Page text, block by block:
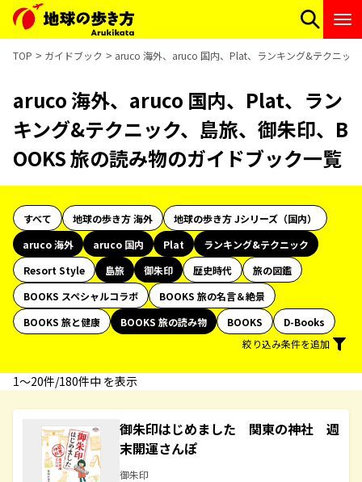
TOP ガイドブック aruco 海外、aruco 国内、Plat、ランキング&テクニッ
aruco 海外、aruco 国内、Plat、ラン
キング&テクニック、島旅、御朱印、B
OOKS 旅の読み物のガイドブック一覧
すべて 地球の歩き方 海外
地球の歩き方 Jシリーズ（国内）
aruco 海外
aruco 国内 Plat
ランキング&テクニック
Resort Style
島旅 御朱印 歴史時代
旅の図鑑
BOOKS スペシャルコラボ
BOOKS 旅の名言＆絶景
BOOKS 旅と健康
BOOKS 旅の読み物 BOOKS
D-Books
絞り込み条件を追加
1〜20件/180件中 を表示
御朱印はじめました 関東の神社 週
末開運さんぽ
御朱印